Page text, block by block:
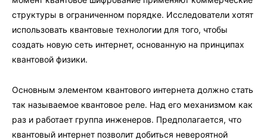
структуры в ограниченном порядке. Исследователи хотят
использовать квантовые технологии для того, чтобы
создать новую сеть интернет, основанную на принципах
квантовой физики.
Основным элементом квантового интернета должно стать
так называемое квантовое реле. Над его механизмом как
раз и работает группа инженеров. Предполагается, что
квантовый интернет позволит добиться невероятной